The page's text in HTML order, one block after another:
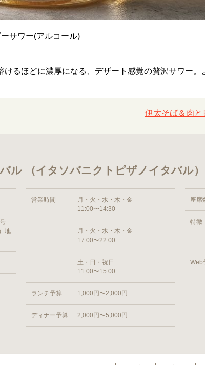
サワー(アルコール)
るほどに濃厚になる、デザート感覚の贅沢サワー。
伊太そば＆肉と
ル （イタソバニクトピザノイタバル）
号
地
営業時間
月・火・水・木・金
11:00〜14:30
月・火・水・木・金
17:00〜22:00
土・日・祝日
11:00〜15:00
ランチ予算 1,000円〜2,000円
ディナー予算 2,000円〜5,000円
座席
特徴
Web